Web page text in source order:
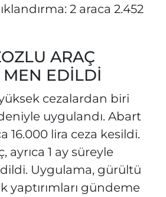
2 araca 2.452
ARAÇ
EDİLDİ
cezalardan biri
uygulandı. Abart
16.000 lira ceza kesildi.
ayrıca 1 ay süreyle
Uygulama, gürültü
yaptırımları gündeme